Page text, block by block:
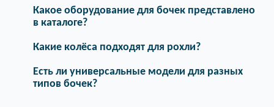
Какое оборудование для бочек представлено
в каталоге?
Какие колёса подходят для рохли?
Есть ли универсальные модели для разных
типов бочек?